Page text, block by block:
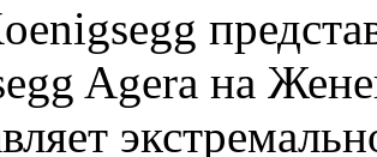
Agera на